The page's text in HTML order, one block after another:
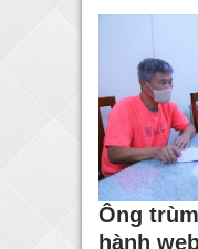
Ông
hành